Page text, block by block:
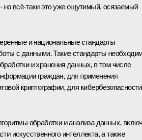
но всё-таки это уже ощутимый, осязаемый
и национальные стандарты
с данными. Такие стандарты
и хранения данных, в том числе
граждан, для применения
криптографии, для
обработки и анализа данных,
искусственного интеллекта, а также